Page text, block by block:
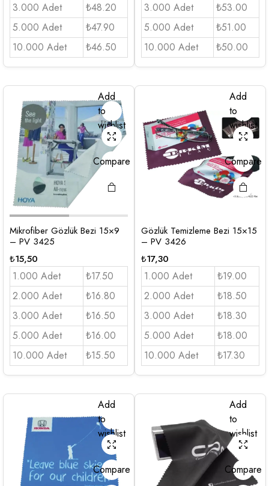
3.000 Adet
₺48.20
5.000 Adet
₺47.90
10.000 Adet
₺46.50
3.000 Adet
₺53.00
5.000 Adet
₺51.00
10.000 Adet
₺50.00
Add
to
wishlist
Compare
Mikrofiber Gözlük Bezi 15×9
– PV 3425
₺15,50
1.000 Adet
₺17.50
2.000 Adet
₺16.80
3.000 Adet
₺16.50
5.000 Adet
₺16.00
10.000 Adet
₺15.50
Add
to
wishlist
Compare
Gözlük Temizleme Bezi 15×15
– PV 3426
₺17,30
1.000 Adet
₺19.00
2.000 Adet
₺18.50
3.000 Adet
₺18.30
5.000 Adet
₺18.00
10.000 Adet
₺17.30
Add
to
wishlist
Compare
Add
to
wishlist
Compare